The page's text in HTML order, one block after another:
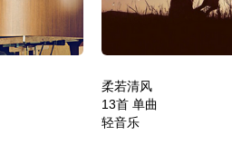
柔若清风
13首 单曲
轻音乐